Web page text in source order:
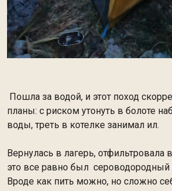
Пошла за водой, и этот поход
планы: с риском утонуть в болоте
воды, треть в котелке занимал ил.
Вернулась в лагерь, отфильтровала
это все равно был сероводородный
Вроде как пить можно, но сложно